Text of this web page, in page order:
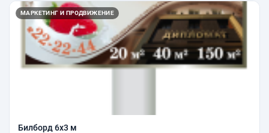
МАРКЕТИНГ И ПРОДВИЖЕНИЕ
Билборд 6х3 м